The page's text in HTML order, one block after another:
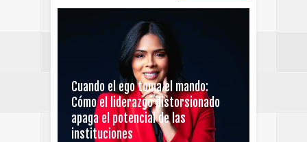
Cuando el ego toma el mando:
Cómo el liderazgo distorsionado
apaga el potencial de las
instituciones